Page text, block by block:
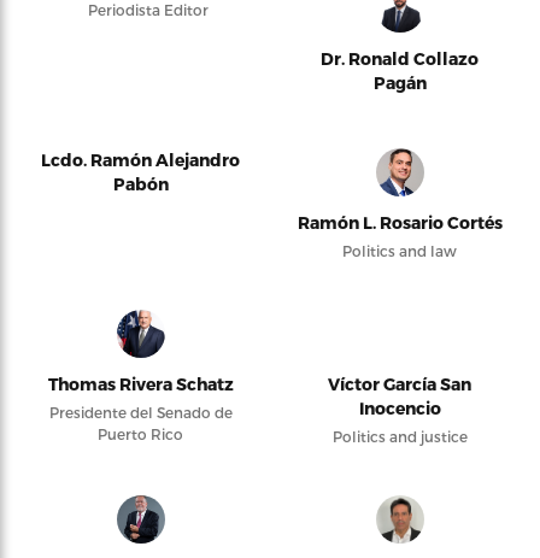
Periodista Editor
Dr. Ronald Collazo
Pagán
Lcdo. Ramón Alejandro
Pabón
Ramón L. Rosario Cortés
Politics and law
Thomas Rivera Schatz
Presidente del Senado de
Puerto Rico
Víctor García San
Inocencio
Politics and justice